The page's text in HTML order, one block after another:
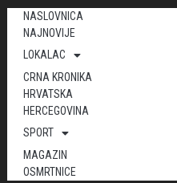
NASLOVNICA
NAJNOVIJE
LOKALAC
CRNA KRONIKA
HRVATSKA
HERCEGOVINA
SPORT
MAGAZIN
OSMRTNICE